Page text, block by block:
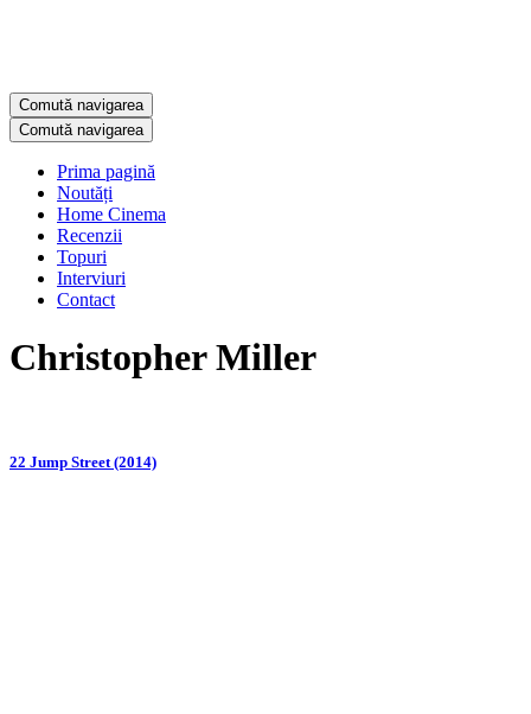
Comută navigarea
Comută navigarea
Prima pagină
Noutăți
Home Cinema
Recenzii
Topuri
Interviuri
Contact
Christopher Miller
22 Jump Street (2014)